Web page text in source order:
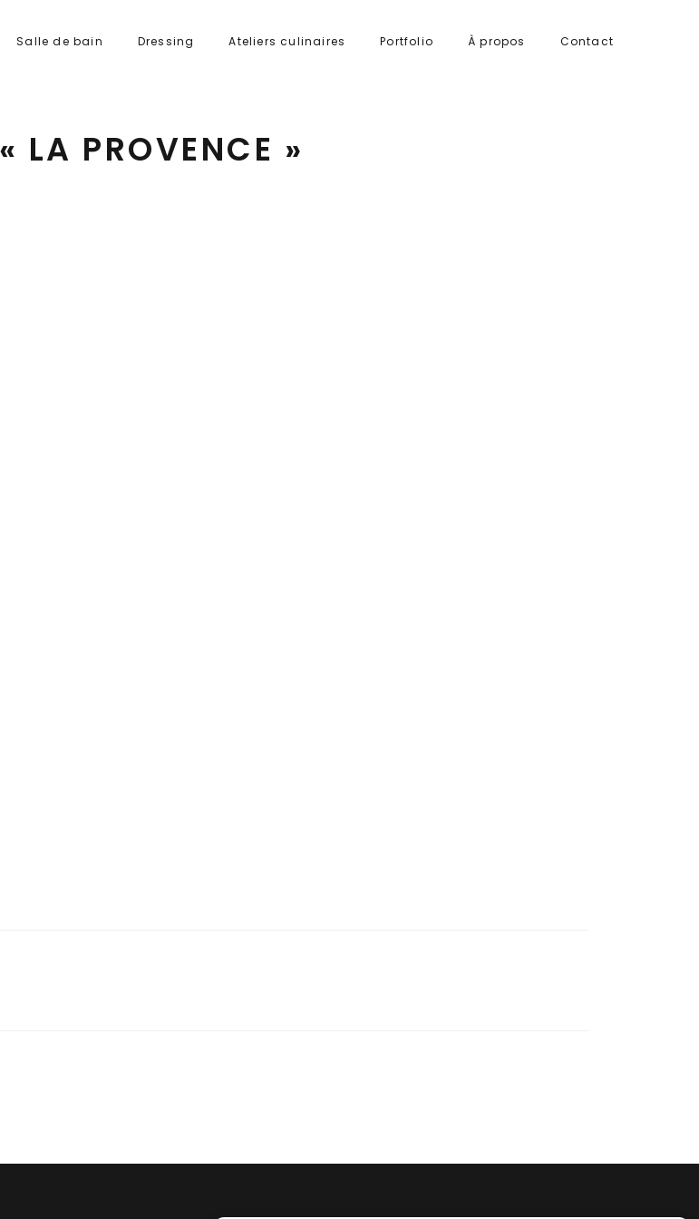
Salle de bain Dressing Ateliers culinaires Portfolio À propos Contact
LA PROVENCE »